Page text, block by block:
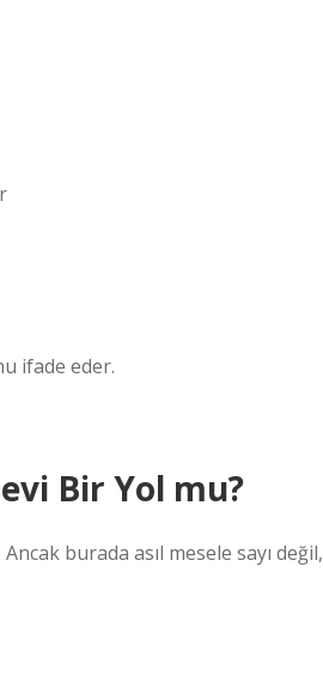
ifade eder.
Bir Yol mu?
burada asıl mesele sayı değil,